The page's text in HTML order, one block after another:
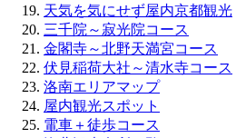
天気を気にせず屋内京都観光
三千院～寂光院コース
金閣寺～北野天満宮コース
伏見稲荷大社～清水寺コース
洛南エリアマップ
屋内観光スポット
電車＋徒歩コース